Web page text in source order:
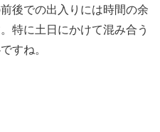
後での出入りには時間の余
特に土日にかけて混み合う
すね。